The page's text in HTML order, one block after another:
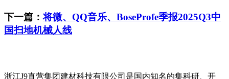
下一篇：将微、QQ音乐、BoseProfe季报2025Q3中
国扫地机械人线
浙江J9直营集团建材科技有限公司是国内知名的集科研、开